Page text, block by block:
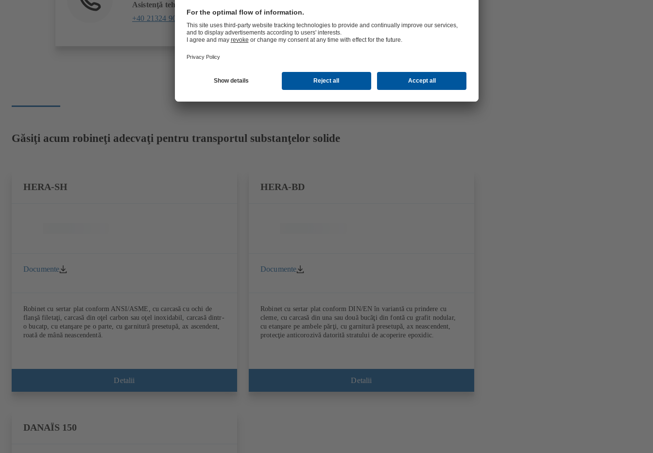
Asistenţă tehnică
+40 21324 90 50
Găsiţi acum robineţi adecvaţi pentru transportul substanţelor solide
HERA-SH
Documente
Robinet cu sertar plat conform ANSI/ASME, cu carcasă cu ochi de
flanşă filetaţi, carcasă din oţel carbon sau oţel inoxidabil, carcasă dintr-
o bucatp, cu etanşare pe o parte, cu garnitură presetupă, ax ascendent,
roată de mână neascendentă.
Detalii
HERA-BD
Documente
Robinet cu sertar plat conform DIN/EN în variantă cu prindere cu
cleme, cu carcasă din una sau două bucăţi din fontă cu grafit nodular,
cu etanşare pe ambele părţi, cu garnitură presetupă, ax neascendent,
protecţie anticorozivă datorită stratului de acoperire epoxidic.
Detalii
DANAÏS 150